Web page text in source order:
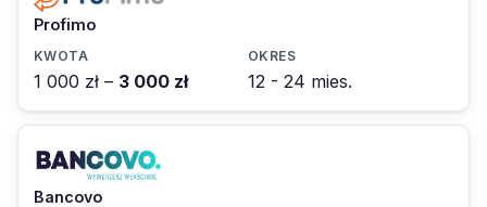
Profimo
1 000 zł – 3 000 zł 12 - 24 mies.
Bancovo